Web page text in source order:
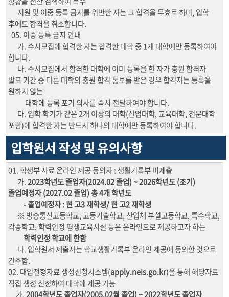
지원 및 이중 등록 금지를 위반한 자는 그 합격을 무효로 하며, 입학
후에도 합격을 취소합니다.
05. 이중 등록 금지 안내
가. 수시모집에 합격한 자는 합격한 대학 중 1개 대학에만 등록하여야
합니다.
나. 수시모집에서 합격한 대학에 이미 등록을 한 자가 충원 합격자
발표 기간 중 다른 대학의 충원 합격 통보를 받은 경우 합격자는 등록을
원하지 않는
대학에 등록 포기 의사를 즉시 전달하여야 합니다.
다. 입학 학기가 같은 2개 이상의 대학(산업대학, 교육대학, 전문대학
포함)에 합격한 자는 반드시 하나의 대학에만 등록하여야 합니다.
입학원서 작성 및 유의사항
01. 학생부 자료 온라인 제공 동의자 : 생활기록부 미제출
가.2023학년도 졸업자(2024.02 졸업) ~ 2026학년도 (조기)
졸업예정자 (2027.02 졸업) 총 4개 학년도
- 졸업예정자 : 현 고3 재학생/ 현 고2 재학생
※ 방송통신고등학교, 고등기술학교, 산업체 부설고등학교, 특수학교,
각종학교, 학력인정 평생교육시설 등은 온라인으로 제공하고자 하는
학력인정 학교에 한함
나. 입학원서 제출자는 학교생활기록부 온라인 제공에 동의한 것으로
간주함.
02. 대입전형자료 생성신청시스템(apply.neis.go.kr)을 통해 해당자료
직접 생성 신청하여 대학에 제공 가능
가.2004학년도 졸업자(2005.02월 졸업) ~ 2022학년도 졸업자